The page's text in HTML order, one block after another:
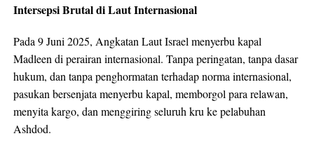
Intersepsi Brutal di Laut Internasional
Pada 9 Juni 2025, Angkatan Laut Israel menyerbu kapal
Madleen di perairan internasional. Tanpa peringatan, tanpa dasar
hukum, dan tanpa penghormatan terhadap norma internasional,
pasukan bersenjata menyerbu kapal, memborgol para relawan,
menyita kargo, dan menggiring seluruh kru ke pelabuhan
Ashdod.